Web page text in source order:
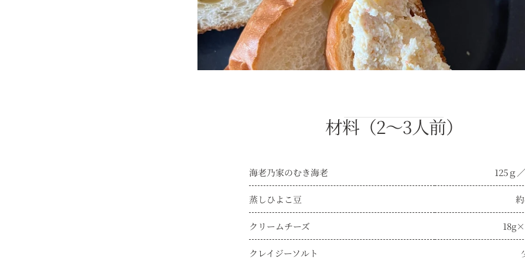
材料（2～3人前）
海老乃家のむき海老 125ｇ
蒸しひよこ豆
クリームチーズ
クレイジーソルト